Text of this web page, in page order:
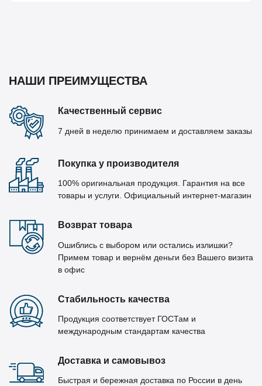
НАШИ ПРЕИМУЩЕСТВА
Качественный сервис
7 дней в неделю принимаем и доставляем заказы
Покупка у производителя
100% оригинальная продукция. Гарантия на все
товары и услуги. Официальный интернет-магазин
Возврат товара
Ошиблись с выбором или остались излишки?
Примем товар и вернём деньги без Вашего визита
в офис
Стабильность качества
Продукция соответствует ГОСТам и
международным стандартам качества
Доставка и самовывоз
Быстрая и бережная доставка по России в день